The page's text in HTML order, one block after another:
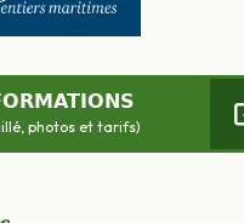
photos et tarifs)